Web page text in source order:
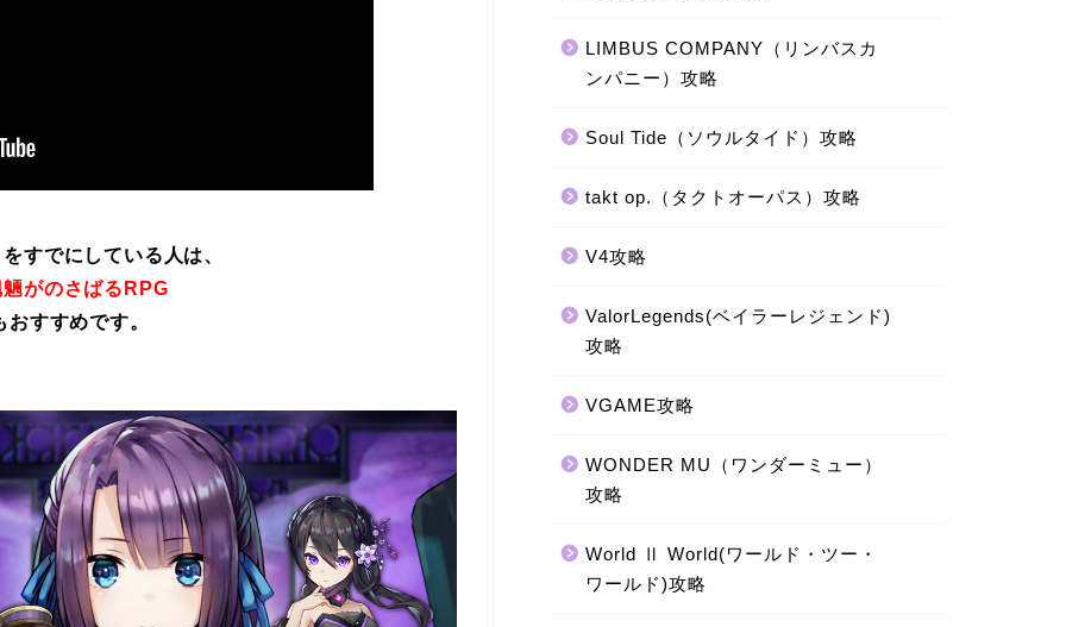
すでにしている人は、
がのさばるRPG
おすすめです。
LIMBUS COMPANY（リンバスカ
ンパニー）攻略
Soul Tide（ソウルタイド）攻略
takt op.（タクトオーパス）攻略
V4攻略
ValorLegends(ベイラーレジェンド)
攻略
VGAME攻略
WONDER MU（ワンダーミュー）
攻略
World Ⅱ World(ワールド・ツー・
ワールド)攻略